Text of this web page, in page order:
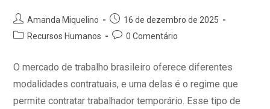
Amanda Miquelino
16 de dezembro de 2025
Recursos Humanos
0 Comentário
O mercado de trabalho brasileiro oferece diferentes
modalidades contratuais, e uma delas é o regime que
permite contratar trabalhador temporário. Esse tipo de